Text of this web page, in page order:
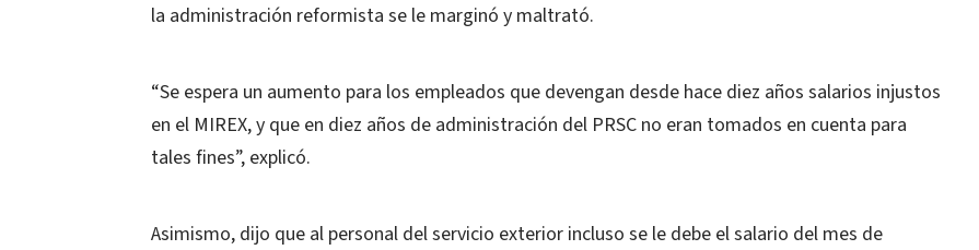
la administración reformista se le marginó y maltrató.
“Se espera un aumento para los empleados que devengan desde hace diez años salarios injustos
en el MIREX, y que en diez años de administración del PRSC no eran tomados en cuenta para
tales fines”, explicó.
Asimismo, dijo que al personal del servicio exterior incluso se le debe el salario del mes de